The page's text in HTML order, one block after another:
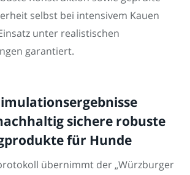
selbst bei intensivem Kauen
unter realistischen
garantiert.
sichere robuste
für Hunde
übernimmt der „Würzburger